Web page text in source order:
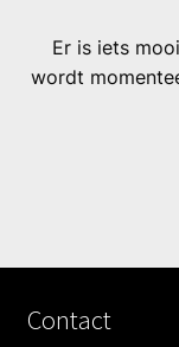
Er is iets
wordt
Contact